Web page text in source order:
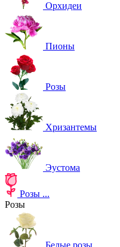
Орхидеи
Пионы
Розы
Хризантемы
Эустома
Розы ...
Розы
Белые розы